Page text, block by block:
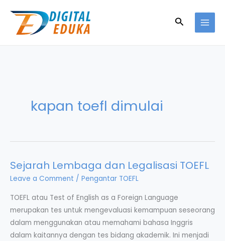
content
Search
kapan toefl dimulai
Sejarah Lembaga dan Legalisasi TOEFL
Leave a Comment / Pengantar TOEFL
TOEFL atau Test of English as a Foreign Language
merupakan tes untuk mengevaluasi kemampuan seseorang
dalam menggunakan atau memahami bahasa Inggris
dalam kaitannya dengan tes bidang akademik. Ini menjadi